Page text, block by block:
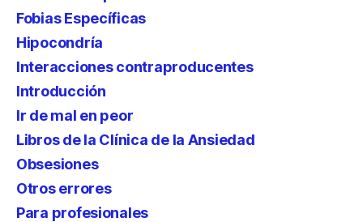
Fobias Específicas
Hipocondría
Interacciones contraproducentes
Introducción
Ir de mal en peor
Libros de la Clínica de la Ansiedad
Obsesiones
Otros errores
Para profesionales